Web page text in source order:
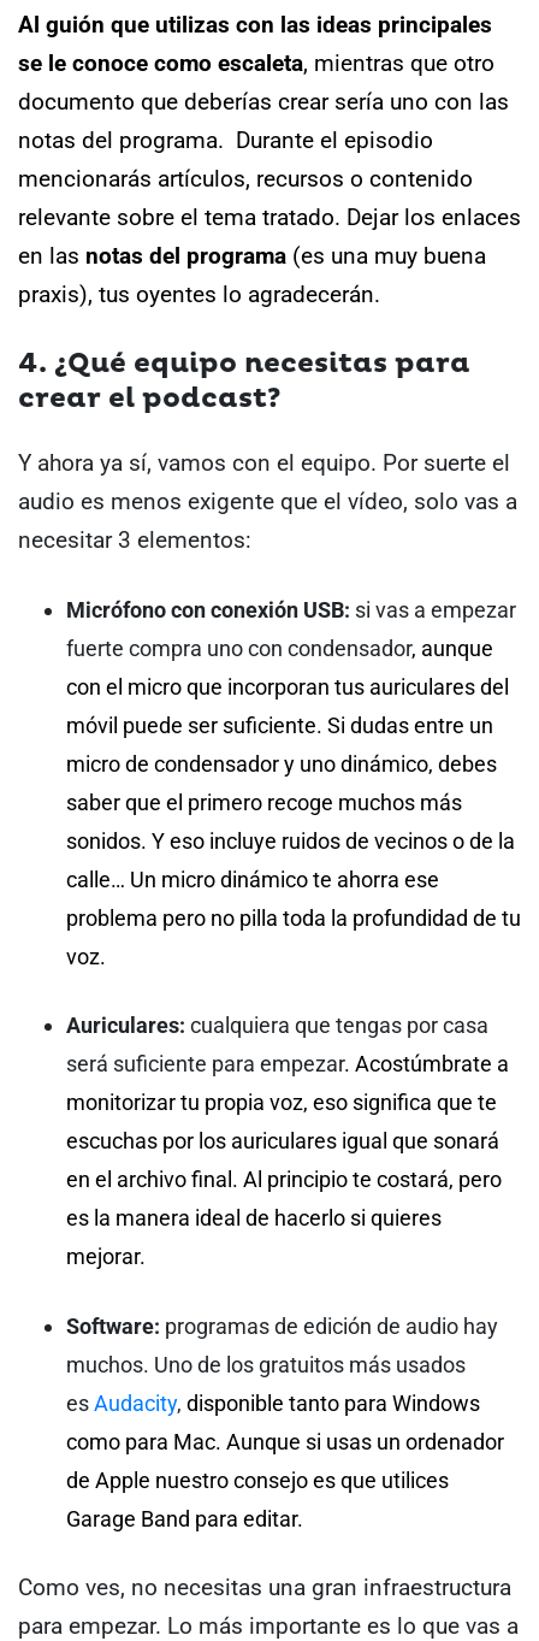
Al guión que utilizas con las ideas principales
se le conoce como escaleta, mientras que otro
documento que deberías crear sería uno con las
notas del programa. Durante el episodio
mencionarás artículos, recursos o contenido
relevante sobre el tema tratado. Dejar los enlaces
en las notas del programa (es una muy buena
praxis), tus oyentes lo agradecerán.
4. ¿Qué equipo necesitas para
crear el podcast?
Y ahora ya sí, vamos con el equipo. Por suerte el
audio es menos exigente que el vídeo, solo vas a
necesitar 3 elementos:
Micrófono con conexión USB: si vas a empezar
fuerte compra uno con condensador, aunque
con el micro que incorporan tus auriculares del
móvil puede ser suficiente. Si dudas entre un
micro de condensador y uno dinámico, debes
saber que el primero recoge muchos más
sonidos. Y eso incluye ruidos de vecinos o de la
calle… Un micro dinámico te ahorra ese
problema pero no pilla toda la profundidad de tu
voz.
Auriculares: cualquiera que tengas por casa
será suficiente para empezar. Acostúmbrate a
monitorizar tu propia voz, eso significa que te
escuchas por los auriculares igual que sonará
en el archivo final. Al principio te costará, pero
es la manera ideal de hacerlo si quieres
mejorar.
Software: programas de edición de audio hay
muchos. Uno de los gratuitos más usados
esAudacity, disponible tanto para Windows
como para Mac. Aunque si usas un ordenador
de Apple nuestro consejo es que utilices
Garage Band para editar.
Como ves, no necesitas una gran infraestructura
para empezar. Lo más importante es lo que vas a